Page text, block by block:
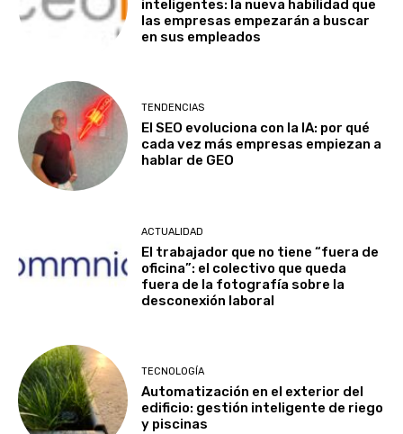
inteligentes: la nueva habilidad que
las empresas empezarán a buscar
en sus empleados
TENDENCIAS
El SEO evoluciona con la IA: por qué
cada vez más empresas empiezan a
hablar de GEO
ACTUALIDAD
El trabajador que no tiene “fuera de
oficina”: el colectivo que queda
fuera de la fotografía sobre la
desconexión laboral
TECNOLOGÍA
Automatización en el exterior del
edificio: gestión inteligente de riego
y piscinas